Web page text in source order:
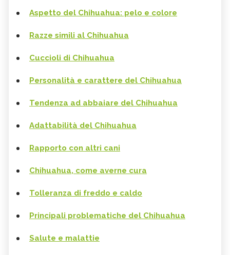
Aspetto del Chihuahua: pelo e colore
Razze simili al Chihuahua
Cuccioli di Chihuahua
Personalità e carattere del Chihuahua
Tendenza ad abbaiare del Chihuahua
Adattabilità del Chihuahua
Rapporto con altri cani
Chihuahua, come averne cura
Tolleranza di freddo e caldo
Principali problematiche del Chihuahua
Salute e malattie